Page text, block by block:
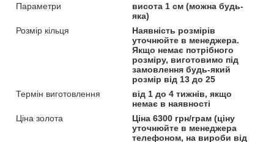
Параметри
висота 1 см (можна будь-
яка)
Розмір кільця
Наявність розмірів
уточнюйте в менеджера.
Якщо немає потрібного
розміру, виготовимо під
замовлення будь-який
розмір від 13 до 25
Термін виготовлення
від 1 до 4 тижнів, якщо
немає в наявності
Ціна золота
Ціна 6300 грн/грам (ціну
уточнюйте в менеджера
телефоном, на вироби від